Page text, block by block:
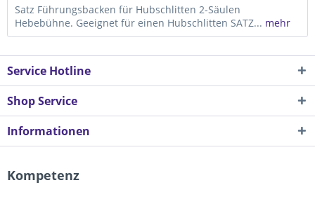
Satz Führungsbacken für Hubschlitten 2-Säulen
Hebebühne. Geeignet für einen Hubschlitten SATZ... mehr
Service Hotline
Shop Service
Informationen
Kompetenz